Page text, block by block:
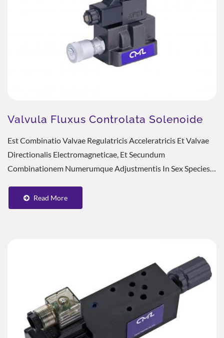
Valvula Fluxus Controlata Solenoide
Est Combinatio Valvae Regulatricis Acceleratricis Et Valvae
Directionalis Electromagneticae, Et Secundum
Combinationem Numerumque Adjustmentis In Sex Species
Read More